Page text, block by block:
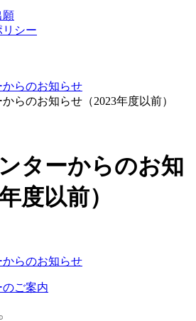
願
シー
らのお知らせ
らのお知らせ（2023年度以前）
ターからのお知
度以前）
らのお知らせ
のご案内